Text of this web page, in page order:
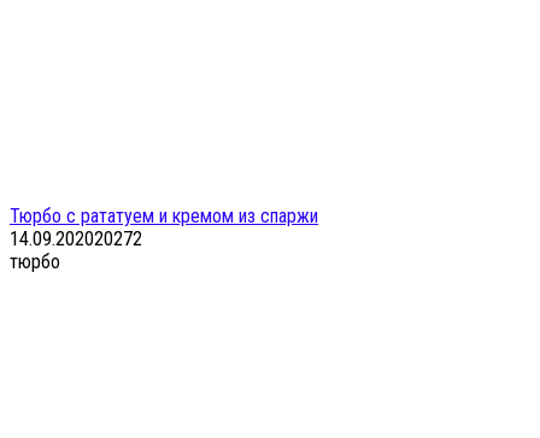
Тюрбо с рататуем и кремом из спаржи
14.09.202020272
тюрбо